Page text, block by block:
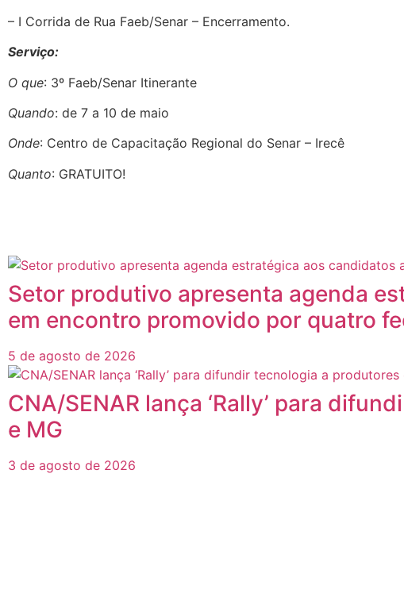
– I Corrida de Rua Faeb/Senar – Encerramento.
Serviço:
O que: 3º Faeb/Senar Itinerante
Quando: de 7 a 10 de maio
Onde: Centro de Capacitação Regional do Senar – Irecê
Quanto: GRATUITO!
Setor produtivo apresenta agenda
em encontro promovido por quatro
5 de agosto de 2026
CNA/SENAR lança ‘Rally’ para
e MG
3 de agosto de 2026